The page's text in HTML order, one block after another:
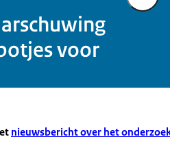
voor
nieuwsbericht over het